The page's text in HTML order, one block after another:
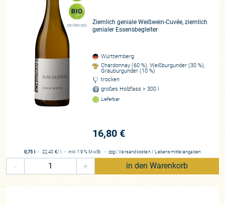
DE-ÖKO-022
Ziemlich geniale Weißwein-Cuvée, ziemlich
genialer Essensbegleiter
Württemberg
Chardonnay (60 %), Weißburgunder (30 %),
Grauburgunder (10 %)
trocken
großes Holzfass > 300 l
Lieferbar
16,80 €
0,75 l ・ 22,40 €/ l ・inkl. 19 % MwSt. ・ zzgl.Versandkosten / Lebensmittelangaben
- + in den Warenkorb